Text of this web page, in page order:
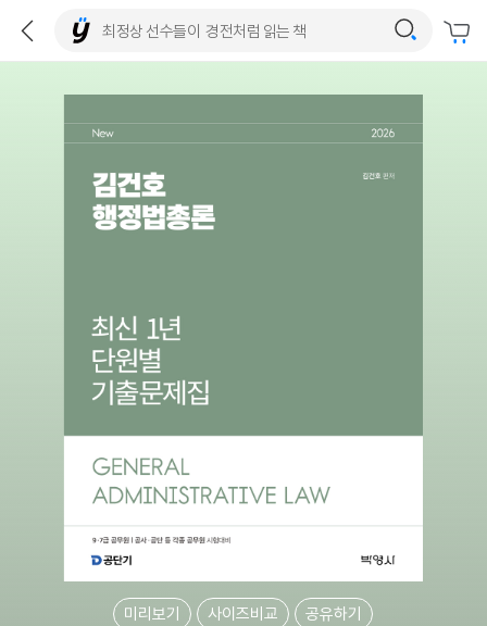
미리보기 사이즈비교 공유하기